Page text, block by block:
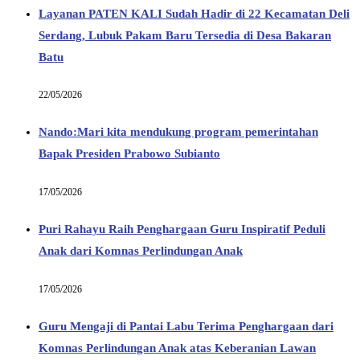
Layanan PATEN KALI Sudah Hadir di 22 Kecamatan Deli
Serdang, Lubuk Pakam Baru Tersedia di Desa Bakaran
Batu
22/05/2026
Nando:Mari kita mendukung program pemerintahan
Bapak Presiden Prabowo Subianto
17/05/2026
Puri Rahayu Raih Penghargaan Guru Inspiratif Peduli
Anak dari Komnas Perlindungan Anak
17/05/2026
Guru Mengaji di Pantai Labu Terima Penghargaan dari
Komnas Perlindungan Anak atas Keberanian Lawan